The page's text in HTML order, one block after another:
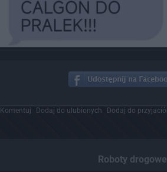
Komentuj Dodaj do ulubionych Dodaj do przyjaciół
Roboty drogowe